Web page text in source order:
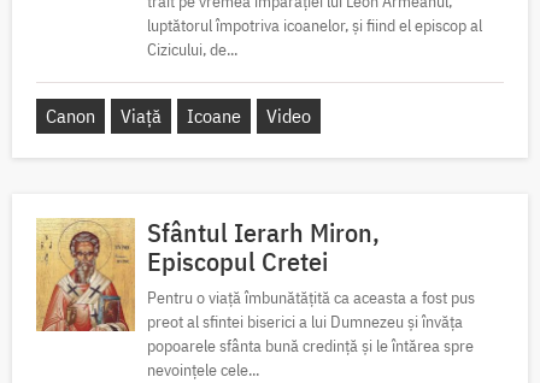
luptătorul împotriva icoanelor, și fiind el episcop al
Cizicului, de...
Canon Viață Icoane Video
Sfântul Ierarh Miron,
Episcopul Cretei
Pentru o viață îmbunătățită ca aceasta a fost pus
preot al sfintei biserici a lui Dumnezeu și învăța
popoarele sfânta bună credință și le întărea spre
nevoințele cele...